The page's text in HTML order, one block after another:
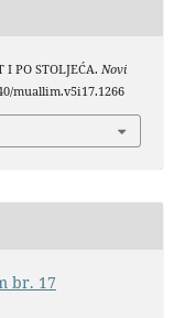
I PO STOLJEĆA. Novi
muallim.v5i17.1266
br. 17